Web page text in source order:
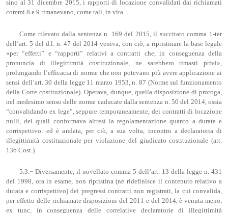
sino al 31 dicembre 2015, i rapporti di locazione convalidati dai richiamati
commi 8 e 9 rimanevano, come tali, in vita.
Come rilevato dalla sentenza n. 169 del 2015, il succitato comma 1-ter
dell’art. 5 del d.l. n. 47 del 2014 veniva, con ciò, a ripristinare la base legale
«per “effetti” e “rapporti” relativi a contratti che, in conseguenza della
pronuncia di illegittimità costituzionale, ne sarebbero rimasti privi»,
prolungando l’efficacia di norme che non potevano più avere applicazione ai
sensi dell’art. 30 della legge 11 marzo 1953, n. 87 (Norme sul funzionamento
della Corte costituzionale). Operava, dunque, quella disposizione di proroga,
nel medesimo senso delle norme caducate dalla sentenza n. 50 del 2014, ossia
“convalidando ex lege”, seppure temporaneamente, dei contratti di locazione
nulli, dei quali conformava altresì la regolamentazione quanto a durata e
corrispettivo: ed è andata, per ciò, a sua volta, incontro a declaratoria di
illegittimità costituzionale per violazione del giudicato costituzionale (art.
136 Cost.).
5.3.− Diversamente, il novellato comma 5 dell’art. 13 della legge n. 431
del 1998, ora in esame, non ripristina (né ridefinisce il contenuto relativo a
durata e corrispettivo) dei pregressi contratti non registrati, la cui convalida,
per effetto delle richiamate disposizioni del 2011 e del 2014, è venuta meno,
ex tunc, in conseguenza delle correlative declaratorie di illegittimità